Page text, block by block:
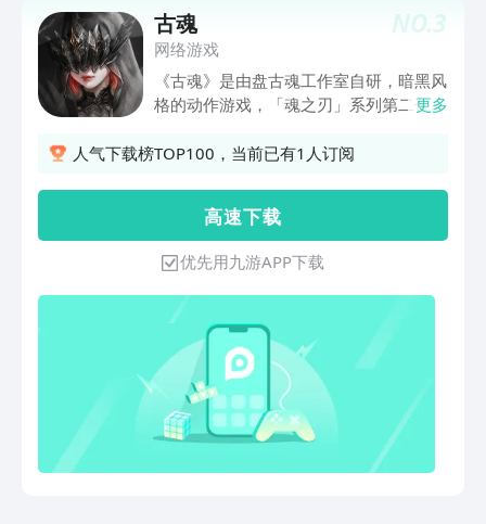
NO.3
古魂
网络游戏
《古魂》是由盘古魂工作室自研，暗黑风
格的动作游戏，「魂之刃」系列第二代作
回复生的「继承者」，从穆斯贝尔海姆出
「献祭」或「救赎」的选择，获得「众神
之王奥丁」「诡计之神洛基」等数百位神
灵的神器或助战，推动世界的进程。 继
承者，诸神湮灭于黄昏—— 你，就是最
后的守护
更多
人气下载榜TOP100，当前已有1人订阅
高 速 下 载
优先用九游APP下载